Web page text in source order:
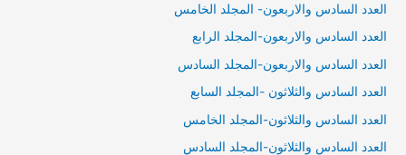
العدد السادس والاربعون- المجلد الخامس
العدد السادس والاربعون-المجلد الرابع
العدد السادس والاربعون-المجلد السادس
العدد السادس والثلاثون -المجلد السابع
العدد السادس والثلاثون-المجلد الخامس
العدد السادس والثلاثون-المجلد السادس